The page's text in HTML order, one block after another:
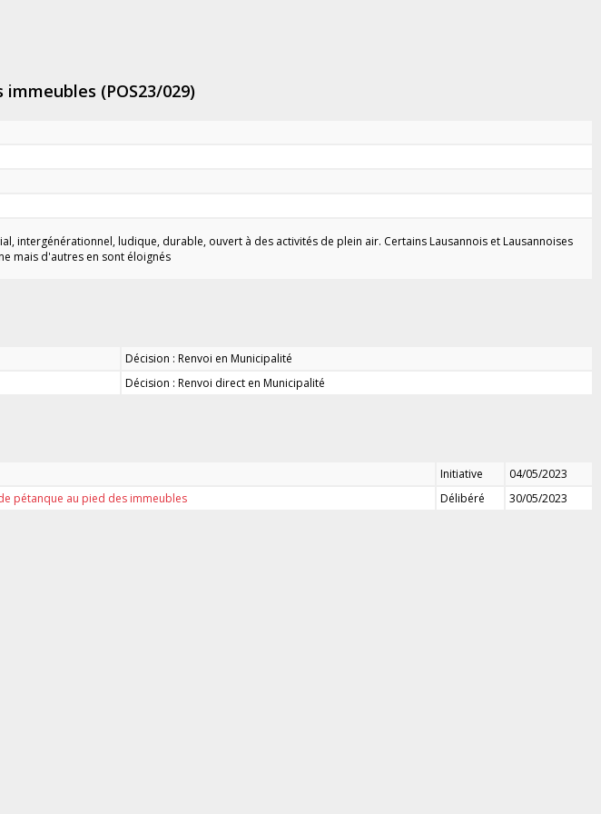
(POS23/029)
intergénérationnel, ludique, durable, ouvert à des activités de plein air. Certains Lausannois et Lausannoises
mais d'autres en sont éloignés
Décision : Renvoi en Municipalité
Décision : Renvoi direct en Municipalité
Initiative
04/05/2023
pétanque au pied des immeubles
Délibéré 30/05/2023